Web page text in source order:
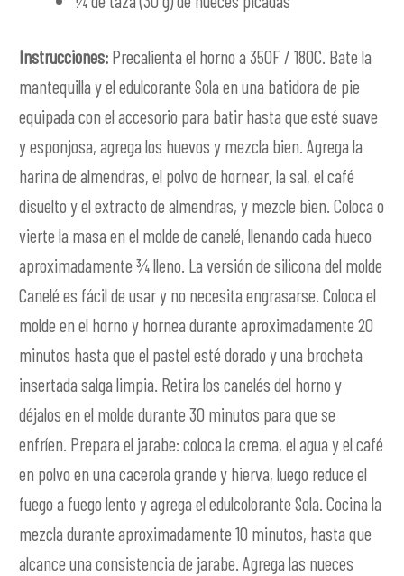
Instrucciones:Precalienta el horno a 350F / 180C. Bate la
mantequilla y el edulcorante Sola en una batidora de pie
equipada con el accesorio para batir hasta que esté suave
y esponjosa, agrega los huevos y mezcla bien. Agrega la
harina de almendras, el polvo de hornear, la sal, el café
disuelto y el extracto de almendras, y mezcle bien. Coloca o
vierte la masa en el molde de canelé, llenando cada hueco
aproximadamente ¾ lleno. La versión de silicona del molde
Canelé es fácil de usar y no necesita engrasarse. Coloca el
molde en el horno y hornea durante aproximadamente 20
minutos hasta que el pastel esté dorado y una brocheta
insertada salga limpia. Retira los canelés del horno y
déjalos en el molde durante 30 minutos para que se
enfríen. Prepara el jarabe: coloca la crema, el agua y el café
en polvo en una cacerola grande y hierva, luego reduce el
fuego a fuego lento y agrega el edulcolorante Sola. Cocina la
mezcla durante aproximadamente 10 minutos, hasta que
alcance una consistencia de jarabe. Agrega las nueces